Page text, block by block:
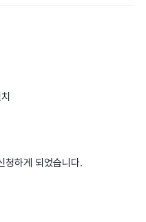
청하게 되었습니다.